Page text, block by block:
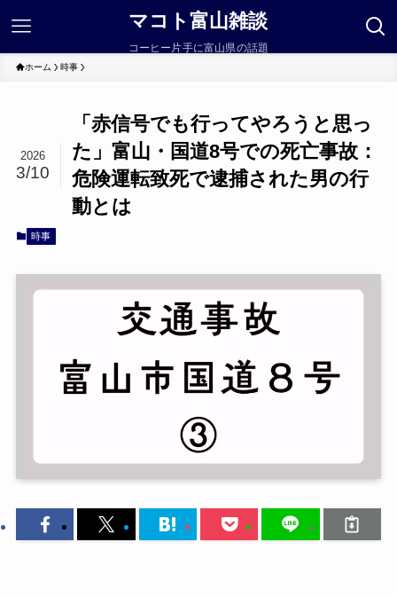
マコト富山雑談
コーヒー片手に富山県の話題
ホーム 時事
「赤信号でも行ってやろうと思っ
た」富山・国道8号での死亡事故：
危険運転致死で逮捕された男の行
動とは
2026
3/10
時事